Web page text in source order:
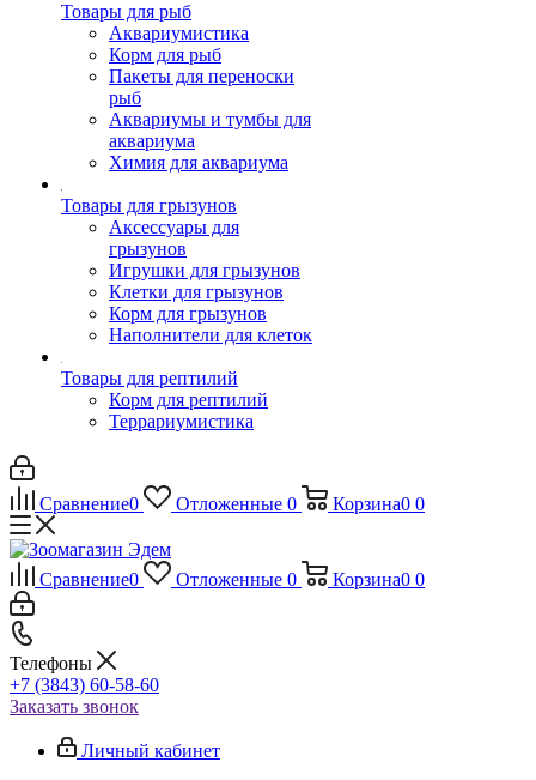
Товары для рыб
Аквариумистика
Корм для рыб
Пакеты для переноски
рыб
Аквариумы и тумбы для
аквариума
Химия для аквариума
Товары для грызунов
Аксессуары для
грызунов
Игрушки для грызунов
Клетки для грызунов
Корм для грызунов
Наполнители для клеток
Товары для рептилий
Корм для рептилий
Террариумистика
Сравнение0 Отложенные 0 Корзина0 0
Сравнение0 Отложенные 0 Корзина0 0
Телефоны
+7 (3843) 60-58-60
Заказать звонок
Личный кабинет